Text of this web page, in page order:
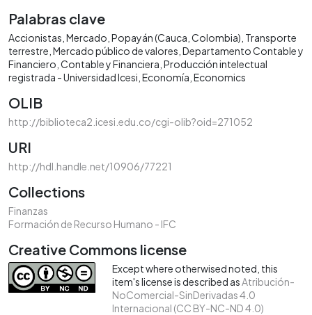
Palabras clave
Accionistas Mercado Popayán (Cauca, Colombia) Transporte
terrestre Mercado público de valores Departamento Contable y
Financiero Contable y Financiera Producción intelectual
registrada - Universidad Icesi Economía Economics
OLIB
http://biblioteca2.icesi.edu.co/cgi-olib?oid=271052
URI
http://hdl.handle.net/10906/77221
Collections
Finanzas
Formación de Recurso Humano - IFC
Creative Commons license
Except where otherwised noted, this
item's license is described asAtribución-
NoComercial-SinDerivadas 4.0
Internacional (CC BY-NC-ND 4.0)